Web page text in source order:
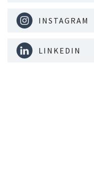
INSTAGRAM
LINKEDIN